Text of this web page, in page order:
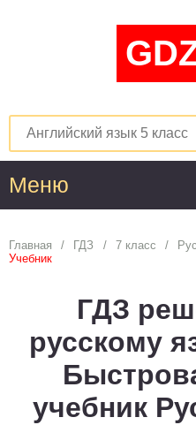
Меню
1
2 3 4 5 6
2 3 4 5 6
Главная ГДЗ 7 класс
Учебник
ГДЗ
русскому
учебник